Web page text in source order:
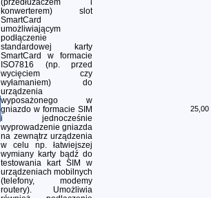
konwerterem) slot
SmartCard
umożliwiającym
podłączenie
standardowej karty
SmartCard w formacie
ISO7816 (np. przed
wycięciem czy
wyłamaniem) do
urządzenia
wyposażonego w
gniazdo w formacie SIM
i jednocześnie
wyprowadzenie gniazda
na zewnątrz urządzenia
w celu np. łatwiejszej
wymiany karty bądź do
testowania kart SIM w
urządzeniach mobilnych
(telefony, modemy
routery). Umożliwia
25,00